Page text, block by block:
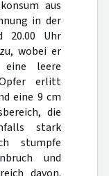
aus
in der
20.00 Uhr
wobei er
leere
erlitt
eine 9 cm
die
stark
stumpfe
und